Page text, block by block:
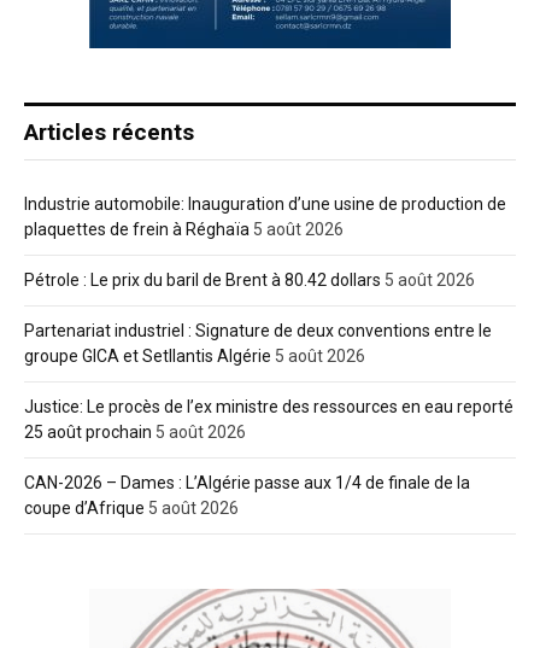
Articles récents
Industrie automobile: Inauguration d’une usine de production de
plaquettes de frein à Réghaïa 5 août 2026
Pétrole : Le prix du baril de Brent à 80.42 dollars 5 août 2026
Partenariat industriel : Signature de deux conventions entre le
groupe GICA et Setllantis Algérie 5 août 2026
Justice: Le procès de l’ex ministre des ressources en eau reporté
25 août prochain 5 août 2026
CAN-2026 – Dames : L’Algérie passe aux 1/4 de finale de la
coupe d’Afrique 5 août 2026